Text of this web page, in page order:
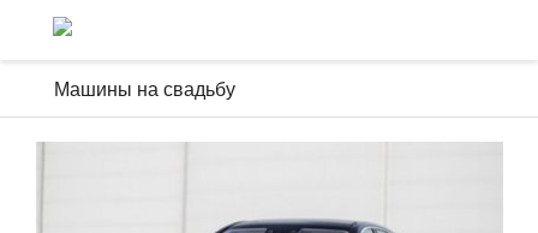
Машины на свадьбу